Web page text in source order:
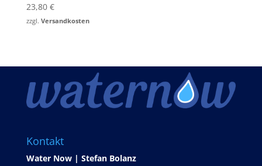
23,80 €
zzgl. Versandkosten
Kontakt
Water Now | Stefan Bolanz